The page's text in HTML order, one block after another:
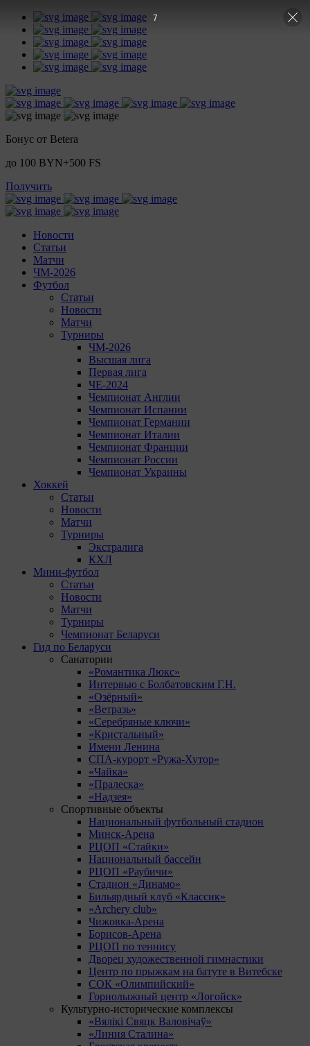
Бонус от Betera
до 100 BYN+500 FS
Получить
Новости
Статьи
Матчи
ЧМ-2026
Футбол
Статьи
Новости
Матчи
Турниры
ЧМ-2026
Высшая лига
Первая лига
ЧЕ-2024
Чемпионат Англии
Чемпионат Испании
Чемпионат Германии
Чемпионат Италии
Чемпионат Франции
Чемпионат России
Чемпионат Украины
Хоккей
Статьи
Новости
Матчи
Турниры
Экстралига
КХЛ
Мини-футбол
Статьи
Новости
Матчи
Турниры
Чемпионат Беларуси
Гид по Беларуси
Санатории
«Романтика Люкс»
Интервью с Болбатовским Г.Н.
«Озёрный»
«Ветразь»
«Серебряные ключи»
«Кристальный»
Имени Ленина
СПА-курорт «Ружа-Хутор»
«Чайка»
«Пралеска»
«Надзея»
Спортивные объекты
Национальный футбольный стадион
Минск-Арена
РЦОП «Стайки»
Национальный бассейн
РЦОП «Раубичи»
Стадион «Динамо»
Бильярдный клуб «Классик»
«Archery club»
Чижовка-Арена
Борисов-Арена
РЦОП по теннису
Дворец художественной гимнастики
Центр по прыжкам на батуте в Витебске
СОК «Олимпийский»
Горнолыжный центр «Логойск»
Культурно-исторические комплексы
«Вялікі Свяцк Валовічаў»
«Линия Сталина»
6